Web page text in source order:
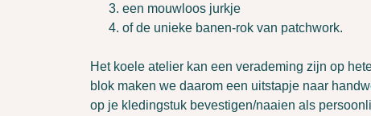
een mouwloos jurkje
of de unieke banen-rok van patchwork.
Het koele atelier kan een verademing zijn op
blok maken we daarom een uitstapje naar
op je kledingstuk bevestigen/naaien als